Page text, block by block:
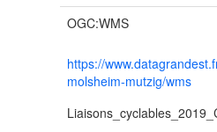
OGC:WMS
https://
molsheim-mutzig/wms